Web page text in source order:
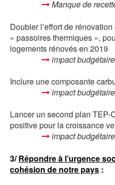
Manque de
Doubler l’effort de
« passoires thermiques »,
logements rénovés en 2019
impact
Inclure une composante
impact
Lancer un second plan TEP-
positive pour la croissance
impact
3/Répondre à l’urgence
cohésion de notre pays :